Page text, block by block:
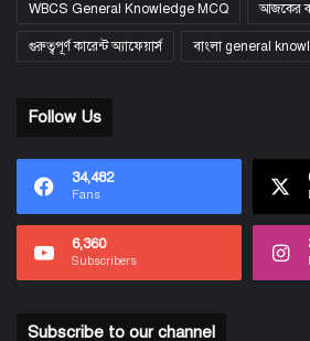
WBCS General Knowledge MCQ আজকের
গুরুত্বপূর্ণ কারেন্ট অ্যাফেয়ার্স বাংলা general
Follow Us
34,482
Fans
6,360
Subscribers
Subscribe to our channel